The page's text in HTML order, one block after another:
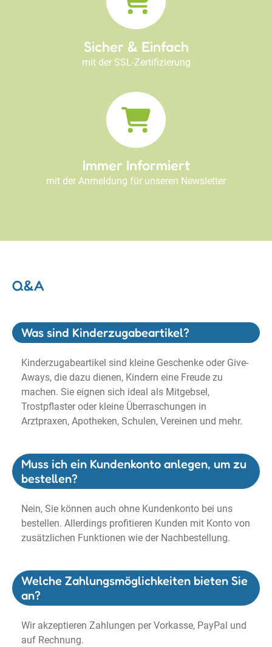
Sicher & Einfach
mit der SSL-Zertifizierung
Immer Informiert
mit der Anmeldung für unseren Newsletter
Q&A
Was sind Kinderzugabeartikel?
Kinderzugabeartikel sind kleine Geschenke oder Give-
Aways, die dazu dienen, Kindern eine Freude zu
machen. Sie eignen sich ideal als Mitgebsel,
Trostpflaster oder kleine Überraschungen in
Arztpraxen, Apotheken, Schulen, Vereinen und mehr.
Muss ich ein Kundenkonto anlegen, um zu
bestellen?
Nein, Sie können auch ohne Kundenkonto bei uns
bestellen. Allerdings profitieren Kunden mit Konto von
zusätzlichen Funktionen wie der Nachbestellung.
Welche Zahlungsmöglichkeiten bieten Sie
an?
Wir akzeptieren Zahlungen per Vorkasse, PayPal und
auf Rechnung.